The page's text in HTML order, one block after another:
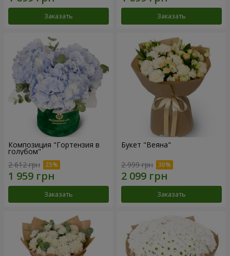
Заказать Заказать
Композиция "Гортензия в
голубом"
2 612 грн
Заказать
Букет "Веяна"
2 999 грн
Заказать